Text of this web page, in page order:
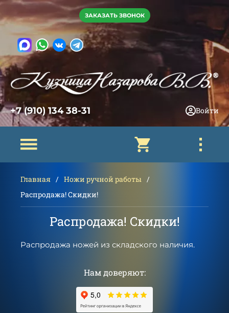
ЗАКАЗАТЬ ЗВОНОК
+7 (910) 134 38-31 Войти
Главная
Ножи ручной работы
Распродажа! Скидки!
Распродажа! Скидки!
Распродажа ножей из складского наличия.
Нам доверяют: